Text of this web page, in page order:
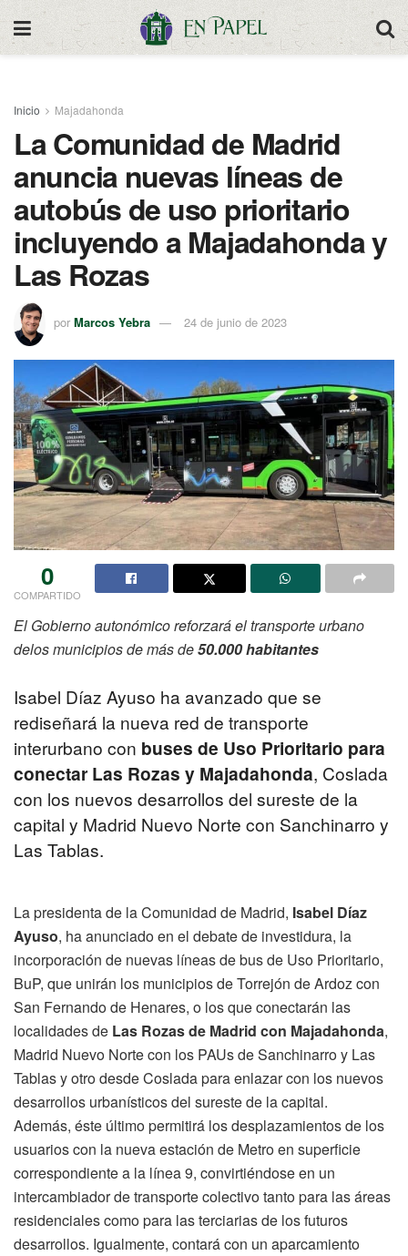
Inicio Majadahonda
La Comunidad de Madrid
anuncia nuevas líneas de
autobús de uso prioritario
incluyendo a Majadahonda y
Las Rozas
por Marcos Yebra 24 de junio de 2023
0
COMPARTIDO
El Gobierno autonómico reforzará el transporte urbano
delos municipios de más de50.000 habitantes
Isabel Díaz Ayuso ha avanzado que se
rediseñará la nueva red de transporte
interurbano con buses de Uso Prioritario para
conectar Las Rozas y Majadahonda, Coslada
con los nuevos desarrollos del sureste de la
capital y Madrid Nuevo Norte con Sanchinarro y
Las Tablas.
La presidenta de la Comunidad de Madrid, Isabel Díaz
Ayuso, ha anunciado en el debate de investidura, la
incorporación de nuevas líneas de bus de Uso Prioritario,
BuP, que unirán los municipios de Torrejón de Ardoz con
San Fernando de Henares, o los que conectarán las
localidades de Las Rozas de Madrid con Majadahonda,
Madrid Nuevo Norte con los PAUs de Sanchinarro y Las
Tablas y otro desde Coslada para enlazar con los nuevos
desarrollos urbanísticos del sureste de la capital.
Además, éste último permitirá los desplazamientos de los
usuarios con la nueva estación de Metro en superficie
correspondiente a la línea 9, convirtiéndose en un
intercambiador de transporte colectivo tanto para las áreas
residenciales como para las terciarias de los futuros
desarrollos. Igualmente, contará con un aparcamiento